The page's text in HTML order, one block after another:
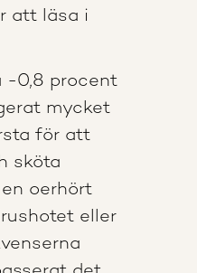
att läsa i
-0,8 procent
mycket
för att
sköta
oerhört
eller